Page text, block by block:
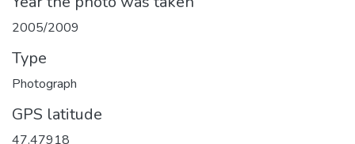
2005/2009
Type
Photograph
GPS latitude
47.47918